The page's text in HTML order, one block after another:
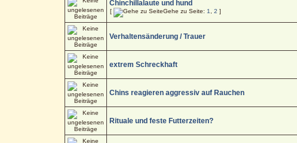
Chinchillalaute und hund
[ Gehe zu Seite: 1 2 ]
Verhaltensänderung / Trauer
extrem Schreckhaft
Chins reagieren aggressiv auf Rauchen
Rituale und feste Futterzeiten?